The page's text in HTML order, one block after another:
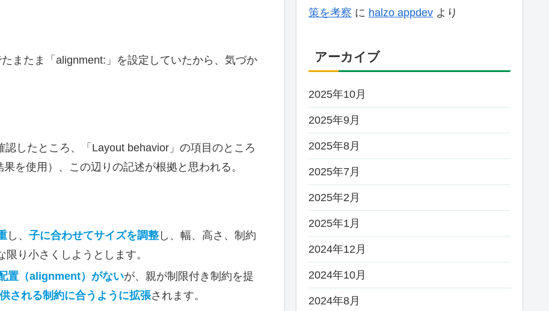
またま「alignment:」を設定していたから、気づか
認したところ、「Layout behavior」の項目のところ
を使用）、この辺りの記述が根拠と思われる。
し、 子に合わせてサイズを調整し、幅、高さ、制約
限り小さくしようとします。
置（alignment）がないが、親が制限付き制約を提
される制約に合うように拡張されます。
策を考察 に halzo appdev より
アーカイブ
2025年10月
2025年9月
2025年8月
2025年7月
2025年2月
2025年1月
2024年12月
2024年10月
2024年8月